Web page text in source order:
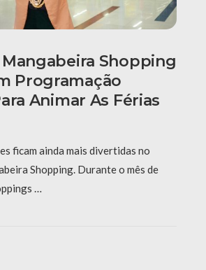
Mangabeira Shopping
Programação
Animar As Férias
ficam ainda mais divertidas no
Shopping. Durante o mês de
…